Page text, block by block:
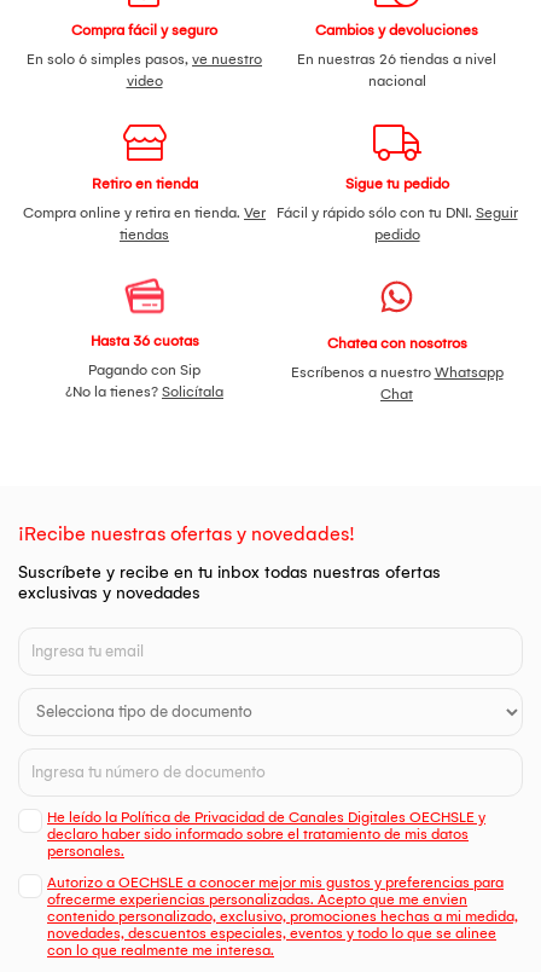
Detección de Choques, el iPhone puede detectar si sufres un
accidente de auto grave y pedir ayuda cuando tú no puedes.
MEJOR CONECTIVIDAD. GRAN VELOCIDAD. — Sigue en
contacto a velocidades más rápidas con conexiones seguras
disfrutas una mayor flexibilidad, comodidad y seguridad,
además de una gran conectividad, sobre todo cuando viajas
a otro país. También te da más seguridad, ya que nadie
puede quitarla en caso de robo o pérdida de tu iPhone.
PRIVACIDAD — Un nuevo nivel de privacidad y seguridad
Compra fácil y seguro
En solo 6 simples pasos, ve nuestro
video
Cambios y devoluciones
En nuestras 26 tiendas a nivel
nacional
Retiro en tienda
Compra online y retira en tienda. Ver
tiendas
Sigue tu pedido
Fácil y rápido sólo con tu DNI. Seguir
pedido
Hasta 36 cuotas
Pagando con Sip
¿No la tienes? Solicítala
Chatea con nosotros
Escríbenos a nuestro Whatsapp
Chat
¡Recibe nuestras ofertas y novedades!
Suscríbete y recibe en tu inbox todas nuestras ofertas
exclusivas y novedades
He leído la Política de Privacidad de Canales Digitales OECHSLE y
declaro haber sido informado sobre el tratamiento de mis datos
personales.
Autorizo a OECHSLE a conocer mejor mis gustos y preferencias para
ofrecerme experiencias personalizadas. Acepto que me envien
contenido personalizado, exclusivo, promociones hechas a mi medida,
novedades, descuentos especiales, eventos y todo lo que se alinee
con lo que realmente me interesa.